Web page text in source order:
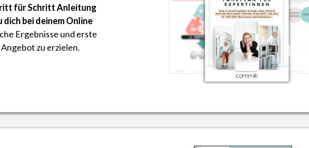
für Schritt Anleitung
dich bei deinem Online
Ergebnisse und erste
zu erzielen.